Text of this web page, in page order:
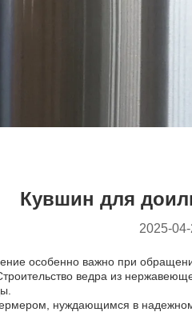
Кувшин для
2025-
особенно важно при
ведра из
нуждающимся в